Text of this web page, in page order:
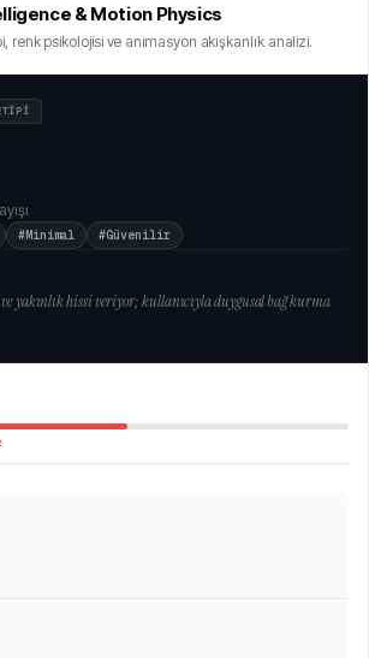
& Motion Physics
renk psikolojisi ve animasyon akışkanlık analizi.
#Minimal #Güvenilir
yakınlık hissi veriyor; kullanıcıyla duygusal bağ kurma